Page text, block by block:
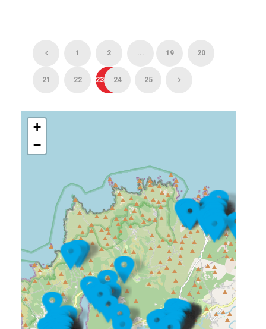
1 2 ... 19 20
21 22 23 24 25
+
−